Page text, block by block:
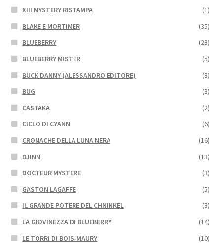
XIII MYSTERY RISTAMPA
(1)
BLAKE E MORTIMER
(35)
BLUEBERRY
(23)
BLUEBERRY MISTER
(5)
BUCK DANNY (ALESSANDRO EDITORE)
(8)
BUG
(3)
CASTAKA
(2)
CICLO DI CYANN
(6)
CRONACHE DELLA LUNA NERA
(16)
DJINN
(13)
DOCTEUR MYSTERE
(3)
GASTON LAGAFFE
(5)
IL GRANDE POTERE DEL CHNINKEL
(3)
LA GIOVINEZZA DI BLUEBERRY
(14)
LE TORRI DI BOIS-MAURY
(10)